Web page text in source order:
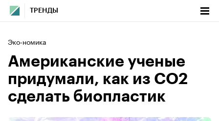
ТРЕНДЫ
Эко-номика
Американские ученые
придумали, как из СО2
сделать биопластик